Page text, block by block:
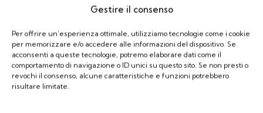
Gestire il consenso
Per offrire un’esperienza ottimale, utilizziamo tecnologie come i cookie
per memorizzare e/o accedere alle informazioni del dispositivo. Se
acconsenti a queste tecnologie, potremo elaborare dati come il
comportamento di navigazione o ID unici su questo sito. Se non presti o
revochi il consenso, alcune caratteristiche e funzioni potrebbero
risultare limitate.
O
M